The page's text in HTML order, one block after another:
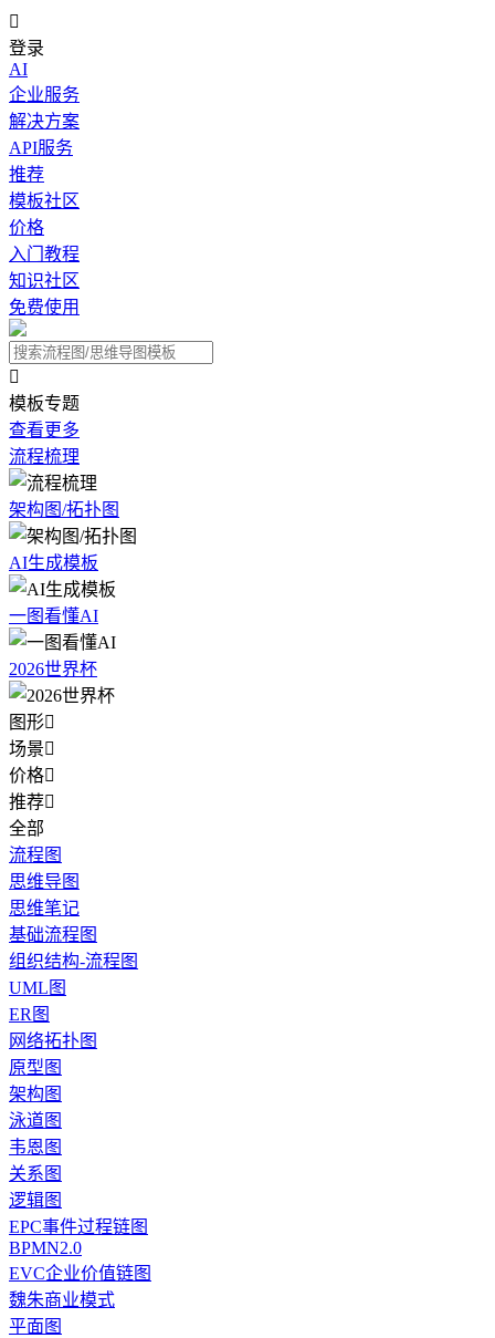

登录
AI
企业服务
解决方案
API服务
推荐
模板社区
价格
入门教程
知识社区
免费使用

模板专题
查看更多
流程梳理
架构图/拓扑图
AI生成模板
一图看懂AI
2026世界杯
图形
场景
价格
推荐
全部
流程图
思维导图
思维笔记
基础流程图
组织结构-流程图
UML图
ER图
网络拓扑图
原型图
架构图
泳道图
韦恩图
关系图
逻辑图
EPC事件过程链图
BPMN2.0
EVC企业价值链图
魏朱商业模式
平面图